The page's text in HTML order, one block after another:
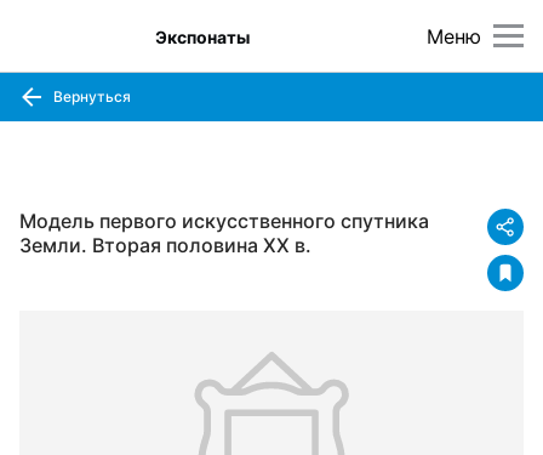
Меню
Экспонаты
Вернуться
Модель первого искусственного спутника
Земли. Вторая половина XX в.